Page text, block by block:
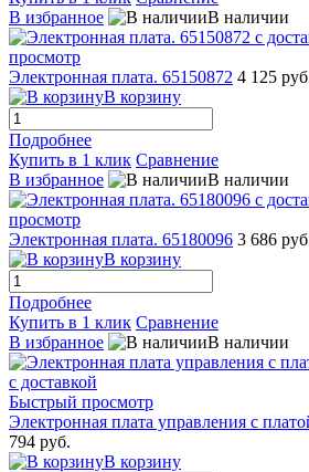
В избранное
В наличии
просмотр
Электронная плата. 65150872 4 125
В корзину
Подробнее
Купить в 1 клик Сравнение
В избранное
В наличии
просмотр
Электронная плата. 65180096 3 686
В корзину
Подробнее
Купить в 1 клик Сравнение
В избранное
В наличии
Быстрый просмотр
Электронная плата управления с
794 руб.
В корзину